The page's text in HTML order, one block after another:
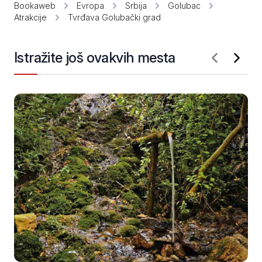
Bookaweb Evropa Srbija
Golubac
Atrakcije
Tvrđava Golubački grad
Istražite još ovakvih mesta